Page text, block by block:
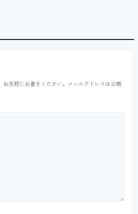
お気軽にお書きください。メールアドレスは公開